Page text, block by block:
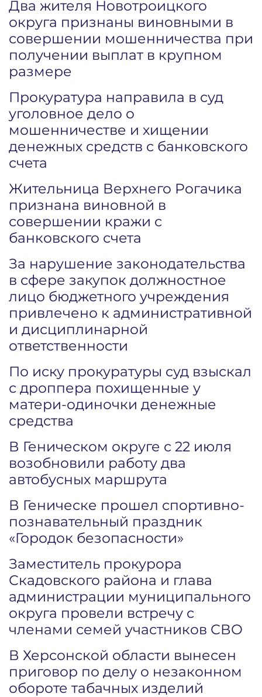
Два жителя Новотроицкого
округа признаны виновными в
совершении мошенничества при
получении выплат в крупном
размере
Прокуратура направила в суд
уголовное дело о
мошенничестве и хищении
денежных средств с банковского
счета
Жительница Верхнего Рогачика
признана виновной в
совершении кражи с
банковского счета
За нарушение законодательства
в сфере закупок должностное
лицо бюджетного учреждения
привлечено к административной
и дисциплинарной
ответственности
По иску прокуратуры суд взыскал
с дроппера похищенные у
матери-одиночки денежные
средства
В Геническом округе с 22 июля
возобновили работу два
автобусных маршрута
В Геническе прошел спортивно-
познавательный праздник
«Городок безопасности»
Заместитель прокурора
Скадовского района и глава
администрации муниципального
округа провели встречу с
членами семей участников СВО
В Херсонской области вынесен
приговор по делу о незаконном
обороте табачных изделий